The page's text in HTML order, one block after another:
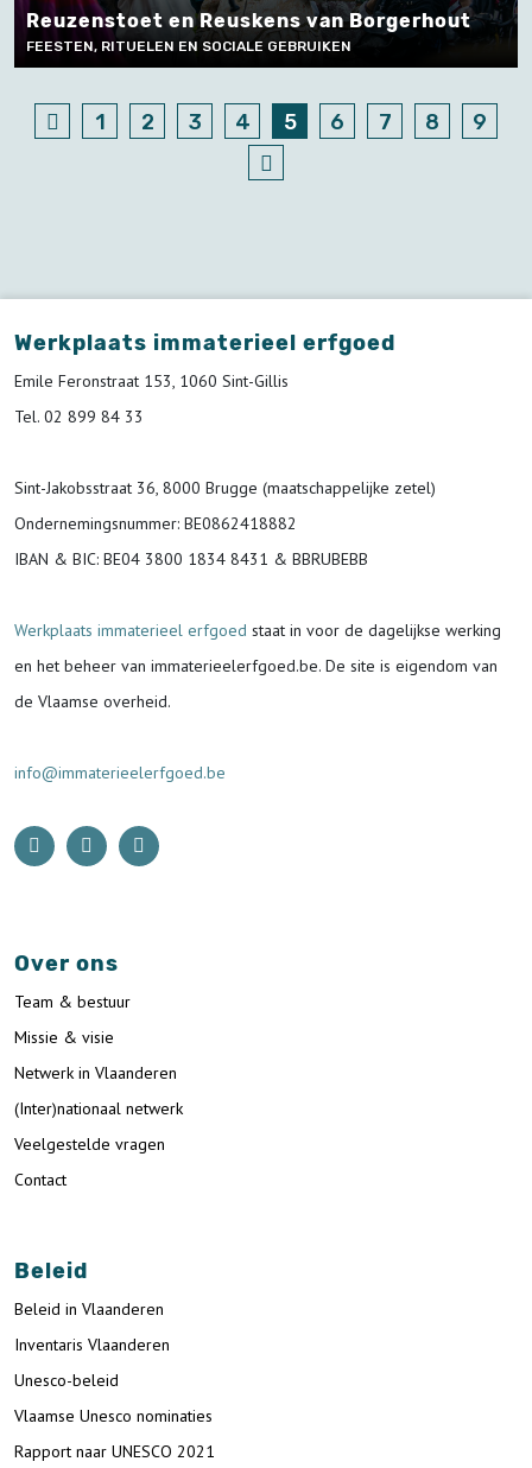
Reuzenstoet en Reuskens van Borgerhout
FEESTEN, RITUELEN EN SOCIALE GEBRUIKEN
1 2 3 4 5 6 7 8 9
Werkplaats immaterieel erfgoed
Emile Feronstraat 153, 1060 Sint-Gillis
Tel. 02 899 84 33
Sint-Jakobsstraat 36, 8000 Brugge (maatschappelijke zetel)
Ondernemingsnummer: BE0862418882
IBAN & BIC: BE04 3800 1834 8431 & BBRUBEBB
Werkplaats immaterieel erfgoed staat in voor de dagelijkse werking
en het beheer van immaterieelerfgoed.be. De site is eigendom van
de Vlaamse overheid.
info@immaterieelerfgoed.be
Over ons
Team & bestuur
Missie & visie
Netwerk in Vlaanderen
(Inter)nationaal netwerk
Veelgestelde vragen
Contact
Beleid
Beleid in Vlaanderen
Inventaris Vlaanderen
Unesco-beleid
Vlaamse Unesco nominaties
Rapport naar UNESCO 2021